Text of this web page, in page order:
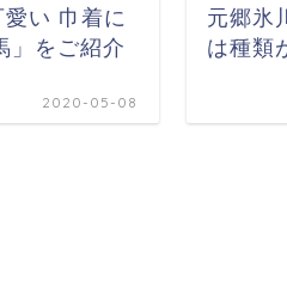
い 巾着に
」をご紹介
2020-05-08
元郷氷
は種類